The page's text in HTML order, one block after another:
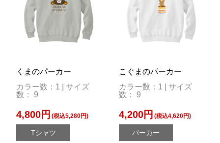
くまのパーカー
カラー数：1 | サイズ
数： 9
4,800円 (税込5,280円)
Tシャツ
こぐまのパーカー
カラー数：1 | サイズ
数： 9
4,200円 (税込4,620円)
パーカー